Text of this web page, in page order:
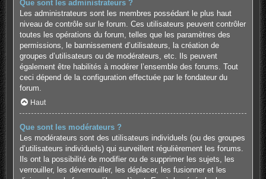
Que sont les administrateurs ?
Les administrateurs sont les membres possédant le plus haut
niveau de contrôle sur le forum. Ces utilisateurs peuvent contrôler
toutes les opérations du forum, telles que les paramètres des
permissions, le bannissement d’utilisateurs, la création de
groupes d’utilisateurs ou de modérateurs, etc. Ils peuvent
également être habilités à modérer l’ensemble des forums. Tout
ceci dépend de la configuration effectuée par le fondateur du
forum.
Haut
Que sont les modérateurs ?
Les modérateurs sont des utilisateurs individuels (ou des groupes
d’utilisateurs individuels) qui surveillent régulièrement les forums.
Ils ont la possibilité de modifier ou de supprimer les sujets, les
verrouiller, les déverrouiller, les déplacer, les fusionner et les